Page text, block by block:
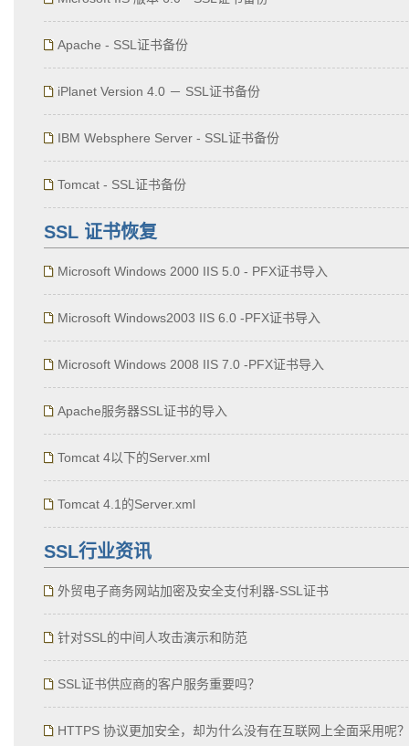
Apache - SSL证书备份
iPlanet Version 4.0 － SSL证书备份
IBM Websphere Server - SSL证书备份
Tomcat - SSL证书备份
SSL 证书恢复
Microsoft Windows 2000 IIS 5.0 - PFX证书导入
Microsoft Windows2003 IIS 6.0 -PFX证书导入
Microsoft Windows 2008 IIS 7.0 -PFX证书导入
Apache服务器SSL证书的导入
Tomcat 4以下的Server.xml
Tomcat 4.1的Server.xml
SSL行业资讯
外贸电子商务网站加密及安全支付利器-SSL证书
针对SSL的中间人攻击演示和防范
SSL证书供应商的客户服务重要吗？
HTTPS 协议更加安全，却为什么没有在互联网上全面采用呢？